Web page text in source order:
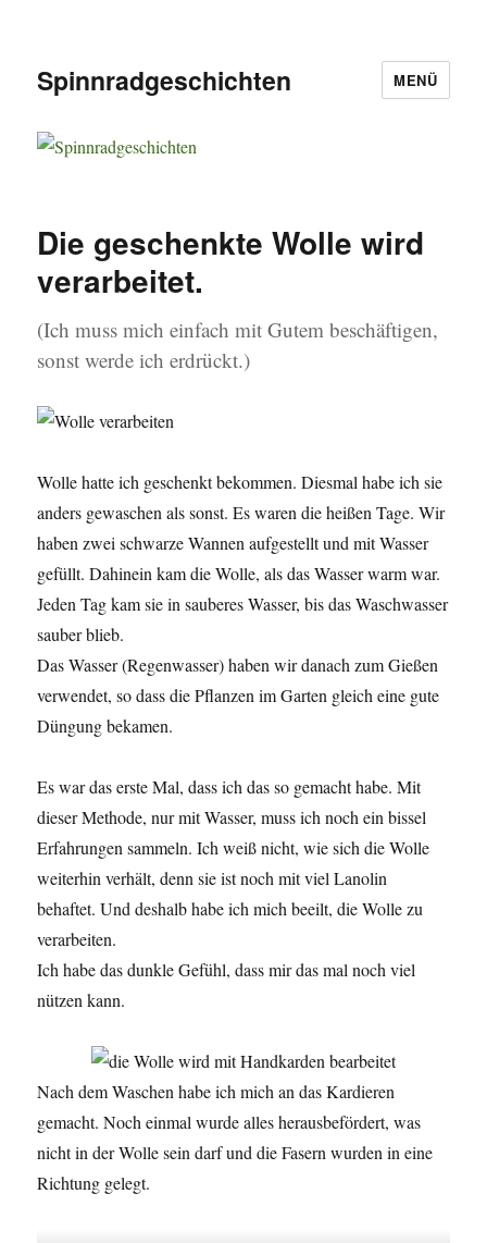
Spinnradgeschichten MENÜ
Die geschenkte Wolle wird
verarbeitet.
(Ich muss mich einfach mit Gutem beschäftigen,
sonst werde ich erdrückt.)
Wolle hatte ich geschenkt bekommen. Diesmal habe ich sie
anders gewaschen als sonst. Es waren die heißen Tage. Wir
haben zwei schwarze Wannen aufgestellt und mit Wasser
gefüllt. Dahinein kam die Wolle, als das Wasser warm war.
Jeden Tag kam sie in sauberes Wasser, bis das Waschwasser
sauber blieb.
Das Wasser (Regenwasser) haben wir danach zum Gießen
verwendet, so dass die Pflanzen im Garten gleich eine gute
Düngung bekamen.
Es war das erste Mal, dass ich das so gemacht habe. Mit
dieser Methode, nur mit Wasser, muss ich noch ein bissel
Erfahrungen sammeln. Ich weiß nicht, wie sich die Wolle
weiterhin verhält, denn sie ist noch mit viel Lanolin
behaftet. Und deshalb habe ich mich beeilt, die Wolle zu
verarbeiten.
Ich habe das dunkle Gefühl, dass mir das mal noch viel
nützen kann.
Nach dem Waschen habe ich mich an das Kardieren
gemacht. Noch einmal wurde alles herausbefördert, was
nicht in der Wolle sein darf und die Fasern wurden in eine
Richtung gelegt.